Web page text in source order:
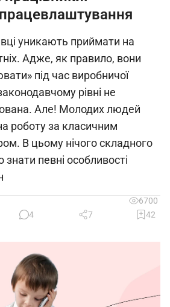
уникають приймати на
Адже, як правило, вони
під час виробничої
рівні не
Але! Молодих людей
роботу за класичним
В цьому нічого складного
знати певні особливості
6700
4
7 42